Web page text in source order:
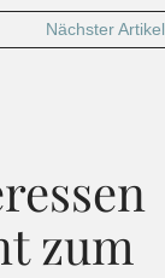
Nächster Artikel
zum